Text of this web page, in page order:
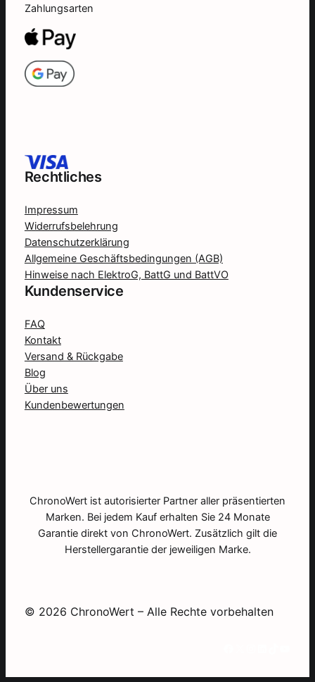
Zahlungsarten
Rechtliches
Impressum
Widerrufsbelehrung
Datenschutzerklärung
Allgemeine Geschäftsbedingungen (AGB)
Hinweise nach ElektroG, BattG und BattVO
Kundenservice
FAQ
Kontakt
Versand & Rückgabe
Blog
Über uns
Kundenbewertungen
ChronoWert ist autorisierter Partner aller präsentierten
Marken. Bei jedem Kauf erhalten Sie 24 Monate
Garantie direkt von ChronoWert. Zusätzlich gilt die
Herstellergarantie der jeweiligen Marke.
© 2026 ChronoWert – Alle Rechte vorbehalten